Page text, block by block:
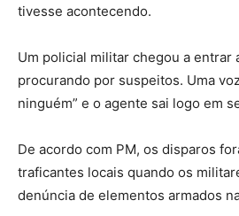
tivesse acontecendo.
Um policial militar chegou a entrar
procurando por suspeitos. Uma
ninguém” e o agente sai logo em
De acordo com PM, os disparos
traficantes locais quando os
denúncia de elementos armados